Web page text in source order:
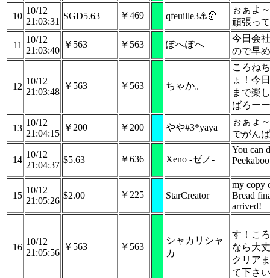
10
10/12
21:03:31
SGD5.63 ￥469 qfeuille3⚓🥐
ぉぁよ
頑張っ
11
10/12
21:03:40
￥563 ￥563 ぽへぽへ
今日会
ので早
12
10/12
21:03:48
￥563 ￥563 ちゃか。
ころね
ょ！今
まで楽
ばろー
13
10/12
21:04:15
￥200 ￥200 やや#3*yaya
ぉぁょ
でがん
14
10/12
21:04:37
$5.63 ￥636 Xeno -ゼノ-
You can
15
10/12
21:05:26
$2.00 ￥225 StarCreator
my copy
Bread
arrived!
16
10/12
21:05:56
￥563 ￥563
シャカリシャ
カ
す！こ
なら大
クリア
て下さ